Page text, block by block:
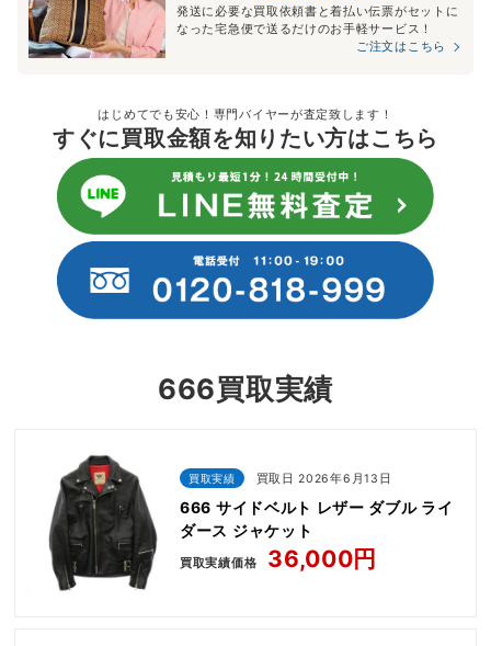
発送に必要な買取依頼書と着払い伝票がセットに
なった宅急便で送るだけのお手軽サービス！
ご注文はこちら
はじめてでも安心！専門バイヤーが査定致します！
すぐに買取金額を知りたい方はこちら
666買取実績
買取実績 買取日 2026年6月13日
666 サイドベルト レザー ダブル ライ
ダース ジャケット
買取実績価格 36,000円